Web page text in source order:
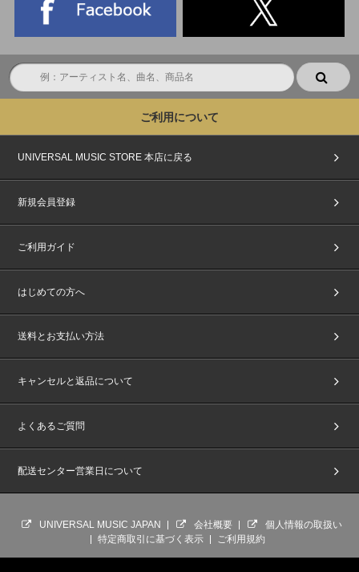
ご利用について
UNIVERSAL MUSIC STORE 本店に戻る
新規会員登録
ご利用ガイド
はじめての方へ
送料とお支払い方法
キャンセルと返品について
よくあるご質問
配送センター営業日について
UNIVERSAL MUSIC JAPAN 会社概要
個人情報の取扱い
特定商取引に基づく表示
ご利用規約